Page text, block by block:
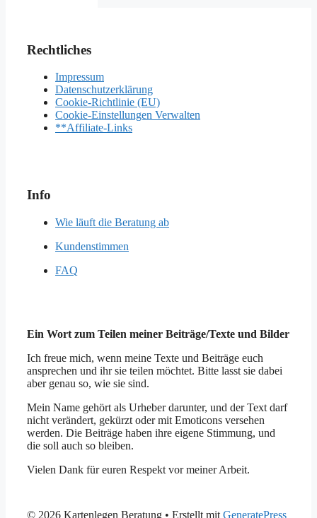
Rechtliches
Impressum
Datenschutzerklärung
Cookie-Richtlinie (EU)
Cookie-Einstellungen Verwalten
**Affiliate-Links
Info
Wie läuft die Beratung ab
Kundenstimmen
FAQ
Ein Wort zum Teilen meiner Beiträge/Texte und Bilder
Ich freue mich, wenn meine Texte und Beiträge euch
ansprechen und ihr sie teilen möchtet. Bitte lasst sie dabei
aber genau so, wie sie sind.
Mein Name gehört als Urheber darunter, und der Text darf
nicht verändert, gekürzt oder mit Emoticons versehen
werden. Die Beiträge haben ihre eigene Stimmung, und
die soll auch so bleiben.
Vielen Dank für euren Respekt vor meiner Arbeit.
© 2026 Kartenlegen Beratung • Erstellt mit GeneratePress